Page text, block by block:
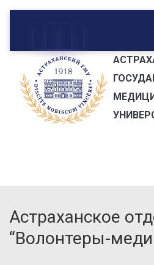
Астраханское
“Волонтеры-